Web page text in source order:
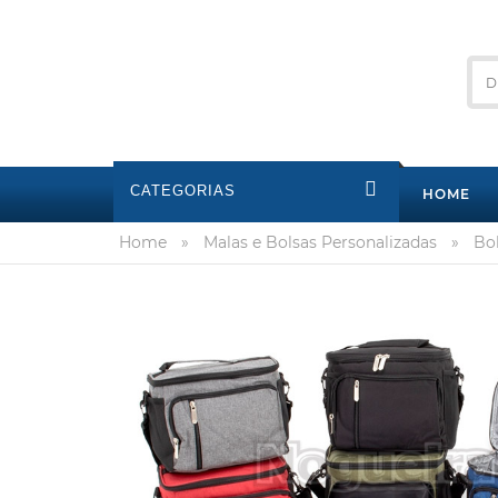
CATEGORIAS HOME
Home » Malas e Bolsas Personalizadas »